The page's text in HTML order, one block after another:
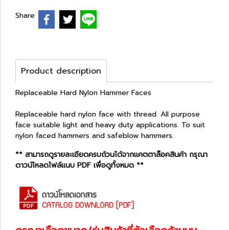
Share
Product description
Replaceable Hard Nylon Hammer Faces
Replaceable hard nylon face with thread. All purpose
face suitable light and heavy duty applications. To suit
nylon faced hammers and safeblow hammers.
** สามารถดูรายละเอียดครบถ้วนได้จากแคตตาล็อคสินค้า กรุณา
ดาวน์โหลดไฟล์แนบ PDF เพื่อดูทั้งหมด **